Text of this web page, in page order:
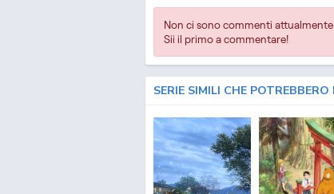
Non ci sono commenti
Sii il primo a commentare!
SERIE SIMILI CHE